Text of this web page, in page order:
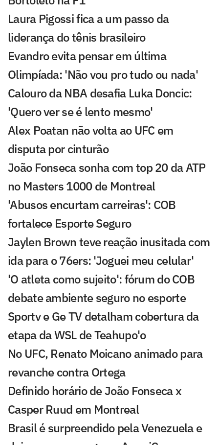
Laura Pigossi fica a um passo da
liderança do tênis brasileiro
Evandro evita pensar em última
Olimpíada: 'Não vou pro tudo ou nada'
Calouro da NBA desafia Luka Doncic:
'Quero ver se é lento mesmo'
Alex Poatan não volta ao UFC em
disputa por cinturão
João Fonseca sonha com top 20 da ATP
no Masters 1000 de Montreal
'Abusos encurtam carreiras': COB
fortalece Esporte Seguro
Jaylen Brown teve reação inusitada com
ida para o 76ers: 'Joguei meu celular'
'O atleta como sujeito': fórum do COB
debate ambiente seguro no esporte
Sportv e Ge TV detalham cobertura da
etapa da WSL de Teahupo'o
No UFC, Renato Moicano animado para
revanche contra Ortega
Definido horário de João Fonseca x
Casper Ruud em Montreal
Brasil é surpreendido pela Venezuela e